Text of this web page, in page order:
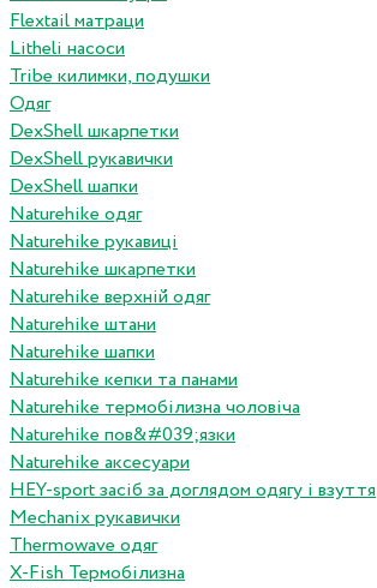
Flextail матраци
Litheli насоси
Tribe килимки, подушки
Одяг
DexShell шкарпетки
DexShell рукавички
DexShell шапки
Naturehike одяг
Naturehike рукавиці
Naturehike шкарпетки
Naturehike верхній одяг
Naturehike штани
Naturehike шапки
Naturehike кепки та панами
Naturehike термобілизна чоловіча
Naturehike пов&#039;язки
Naturehike аксесуари
HEY-sport засіб за доглядом одягу і взуття
Mechanix рукавички
Thermowave одяг
X-Fish Термобілизна